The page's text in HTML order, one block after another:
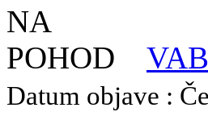
Datum objave :